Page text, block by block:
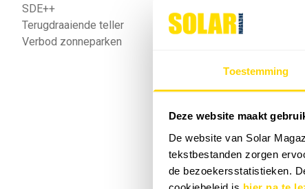
Toestemming
Deze website maakt
De website van Solar
tekstbestanden zorgen
de bezoekersstatistieken.
SDE++
Terugdraaiende teller
Verbod zonneparken
25 AUG
2026
Sigenergy
2026
Webinar:
2026
Sunergy